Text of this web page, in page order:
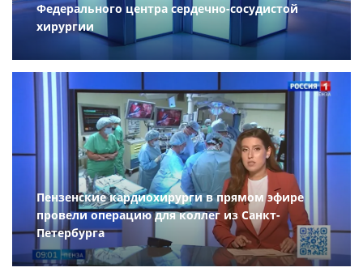
Федерального центра сердечно-сосудистой
хирургии
Пензенские кардиохирурги в прямом эфире
провели операцию для коллег из Санкт-
Петербурга